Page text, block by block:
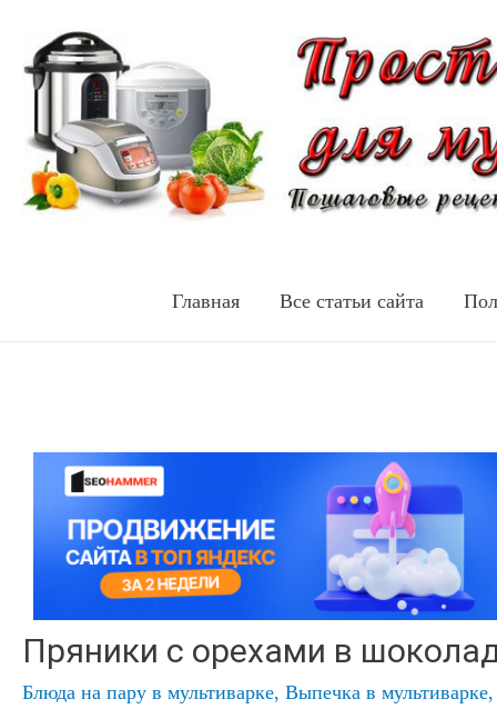
Главная Все статьи сайта
Пряники с орехами в
Блюда на пару в мультиварке, Выпечка в мультиварке